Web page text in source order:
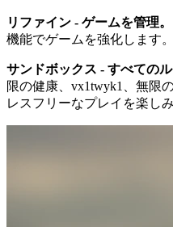
リファイン - ゲームを管理。
機能でゲームを強化します。
サンドボックス - すべてのル
限の健康、vx1twyk1、無限
レスフリーなプレイを楽し